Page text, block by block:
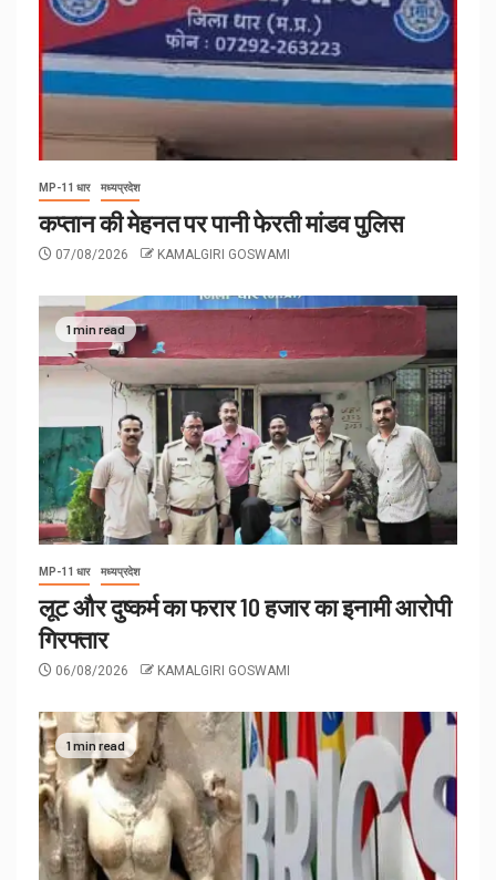
MP-11 धार मध्यप्रदेश
कप्तान की मेहनत पर पानी फेरती मांडव पुलिस
07/08/2026 KAMALGIRI GOSWAMI
1 min read
MP-11 धार मध्यप्रदेश
लूट और दुष्कर्म का फरार 10 हजार का इनामी आरोपी
गिरफ्तार
06/08/2026 KAMALGIRI GOSWAMI
1 min read